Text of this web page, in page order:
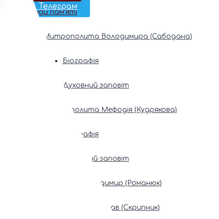
Наш Телеграм
Фонди пам’яті
Митрополита Володимира (Сабодана)
Біографія
Духовний заповіт
Митрополита Мефодія (Кудрякова)
Біографія
Духовний заповіт
Патріарх Володимир (Романюк)
Патріарх Мстислав (Скрипник)